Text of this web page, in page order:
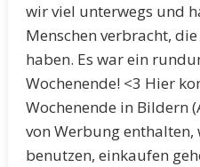
wir viel unterwegs und
Menschen verbracht,
haben. Es war ein
Wochenende! <3 Hier
Wochenende in Bildern
von Werbung enthalten,
benutzen, einkaufen